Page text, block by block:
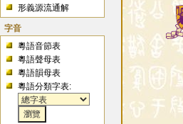
形義源流通解
字音
粵語音節表
粵語聲母表
粵語韻母表
粵語分類字表: